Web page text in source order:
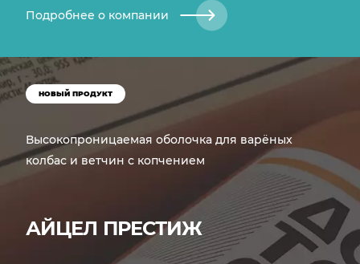
Подробнее о компании
НОВЫЙ ПРОДУКТ
Высокопроницаемая оболочка для варёных
колбас и ветчин с копчением
АЙЦЕЛ ПРЕСТИЖ